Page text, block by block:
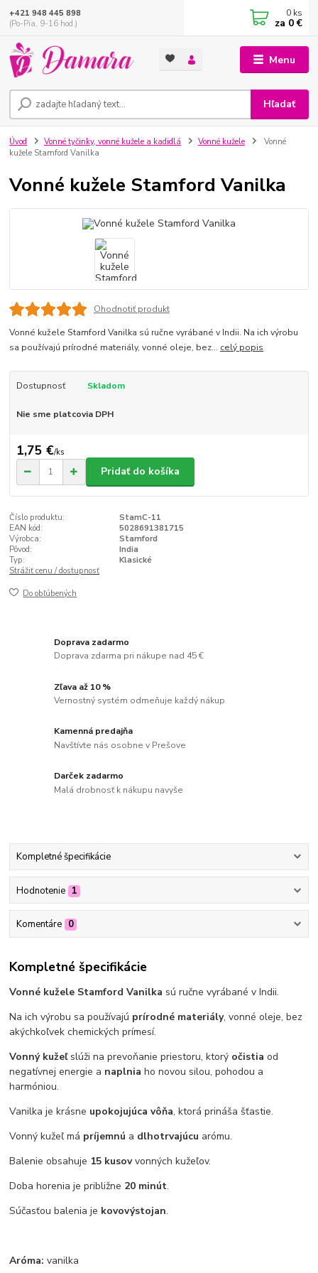
Menu
Hľadať
+421 948 445 898
(Po-Pia, 9-16 hod.)
0 ks
za 0 €
Úvod Vonné tyčinky, vonné kužele a kadidlá Vonné kužele
Vonné
kužele Stamford Vanilka
Vonné kužele Stamford Vanilka
Ohodnotiť produkt
Vonné kužele Stamford Vanilka sú ručne vyrábané v Indii. Na ich výrobu
sa používajú prírodné materiály, vonné oleje, bez... celý popis
Dostupnosť Skladom
Nie sme platcovia DPH
1,75 €/ks
Pridať do košíka
Číslo produktu:
StamC-11
EAN kód:
5028691381715
Výrobca:
Stamford
Pôvod:
India
Typ:
Klasické
Strážiť cenu / dostupnosť
Do obľúbených
Doprava zadarmo
Doprava zdarma pri nákupe nad 45 €
Zľava až 10 %
Vernostný systém odmeňuje každý nákup
Kamenná predajňa
Navštívte nás osobne v Prešove
Darček zadarmo
Malá drobnosť k nákupu navyše
Kompletné špecifikácie
Hodnotenie 1
Komentáre 0
Kompletné špecifikácie
Vonné kužele Stamford Vanilka sú ručne vyrábané v Indii.
Na ich výrobu sa používajú prírodné materiály, vonné oleje, bez
akýchkoľvek chemických prímesí.
Vonný kužeľ slúži na prevoňanie priestoru, ktorý očistia od
negatívnej energie a naplnia ho novou silou, pohodou a
harmóniou.
Vanilka je krásne upokojujúca vôňa, ktorá prináša šťastie.
Vonný kužeľ má príjemnú a dlhotrvajúcu arómu.
Balenie obsahuje 15 kusovvonných kužeľov.
Doba horenia je približne 20 minút.
Súčasťou balenia je kovovýstojan.
Aróma: vanilka